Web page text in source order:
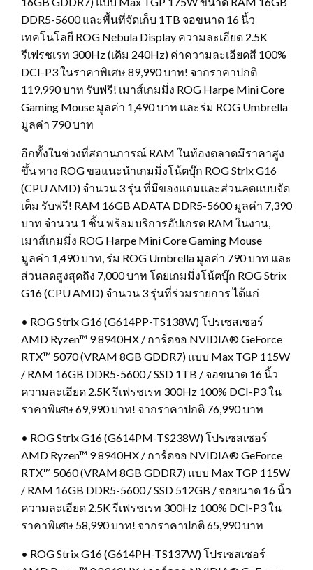
DDR5-5600 และพื้นที่จัดเก็บ 1TB จอขนาด 16 นิ้ว
เทคโนโลยี ROG Nebula Display ความละเอียด 2.5K
รีเฟรชเรท 300Hz (เดิม 240Hz) ค่าความละเอียดสี 100%
DCI-P3 ในราคาพิเศษ 89,990 บาท! จากราคาปกติ
119,990 บาท รับฟรี! เมาส์เกมมิ่ง ROG Harpe Mini Core
Gaming Mouse มูลค่า 1,490 บาท และร่ม ROG Umbrella
มูลค่า 790 บาท
อีกทั้งในช่วงที่สถานการณ์ RAM ในท้องตลาดมีราคาสูง
ขึ้น ทาง ROG ขอแนะนำเกมมิ่งโน้ตบุ๊ก ROG Strix G16
(CPU AMD) จำนวน 3 รุ่น ที่มีของแถมและส่วนลดแบบจัด
เต็ม รับฟรี! RAM 16GB ADATA DDR5-5600 มูลค่า 7,390
บาท จำนวน 1 ชิ้น พร้อมบริการอัปเกรด RAM ในงาน,
เมาส์เกมมิ่ง ROG Harpe Mini Core Gaming Mouse
มูลค่า 1,490 บาท, ร่ม ROG Umbrella มูลค่า 790 บาท และ
ส่วนลดสูงสุดถึง 7,000 บาท โดยเกมมิ่งโน้ตบุ๊ก ROG Strix
G16 (CPU AMD) จำนวน 3 รุ่นที่ร่วมรายการ ได้แก่
• ROG Strix G16 (G614PP-TS138W) โปรเซสเซอร์
AMD Ryzen™ 9 8940HX / การ์ดจอ NVIDIA® GeForce
RTX™ 5070 (VRAM 8GB GDDR7) แบบ Max TGP 115W
/ RAM 16GB DDR5-5600 / SSD 1TB / จอขนาด 16 นิ้ว
ความละเอียด 2.5K รีเฟรชเรท 300Hz 100% DCI-P3 ใน
ราคาพิเศษ 69,990 บาท! จากราคาปกติ 76,990 บาท
• ROG Strix G16 (G614PM-TS238W) โปรเซสเซอร์
AMD Ryzen™ 9 8940HX / การ์ดจอ NVIDIA® GeForce
RTX™ 5060 (VRAM 8GB GDDR7) แบบ Max TGP 115W
/ RAM 16GB DDR5-5600 / SSD 512GB / จอขนาด 16 นิ้ว
ความละเอียด 2.5K รีเฟรชเรท 300Hz 100% DCI-P3 ใน
ราคาพิเศษ 58,990 บาท! จากราคาปกติ 65,990 บาท
• ROG Strix G16 (G614PH-TS137W) โปรเซสเซอร์